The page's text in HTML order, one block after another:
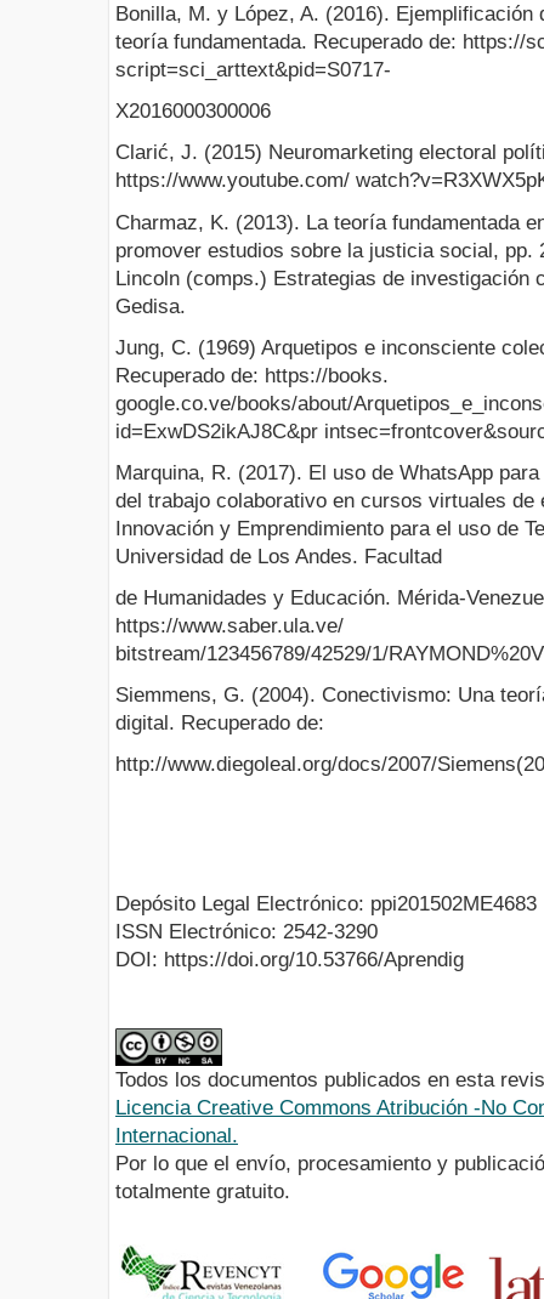
Bonilla, M. y López, A. (2016). Ejemplificación
teoría fundamentada. Recuperado de: https://
script=sci_arttext&pid=S0717-
X2016000300006
Clarić, J. (2015) Neuromarketing electoral
https://www.youtube.com/
Charmaz, K. (2013). La teoría fundamentada
promover estudios sobre la justicia social, pp.
Lincoln (comps.) Estrategias de investigación
Gedisa.
Jung, C. (1969) Arquetipos e inconsciente
Recuperado de: https://books.
google.co.ve/books/about/
id=ExwDS2ikAJ8C&pr
Marquina, R. (2017). El uso de WhatsApp
del trabajo colaborativo en cursos virtuales de
Innovación y Emprendimiento para el uso de
Universidad de Los Andes. Facultad
de Humanidades y Educación. Mérida-
https://www.saber.ula.ve/
bitstream/123456789/42529/1/
Siemmens, G. (2004). Conectivismo: Una
digital. Recuperado de:
http://www.diegoleal.org/docs/2007/
Depósito Legal Electrónico: ppi201502ME4683
ISSN Electrónico: 2542-3290
DOI: https://doi.org/10.53766/Aprendig
Todos los documentos publicados en esta
Licencia Creative Commons Atribución -No
Internacional.
Por lo que el envío, procesamiento y
totalmente gratuito.